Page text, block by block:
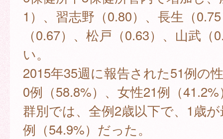
1）、習志野（0.80）、長生（
（0.67）、松戸（0.63）、山武（
い。
2015年35週に報告された51例の
0例（58.8%）、女性21例（
群別では、全例2歳以下で、1歳
例（54.9%）だった。